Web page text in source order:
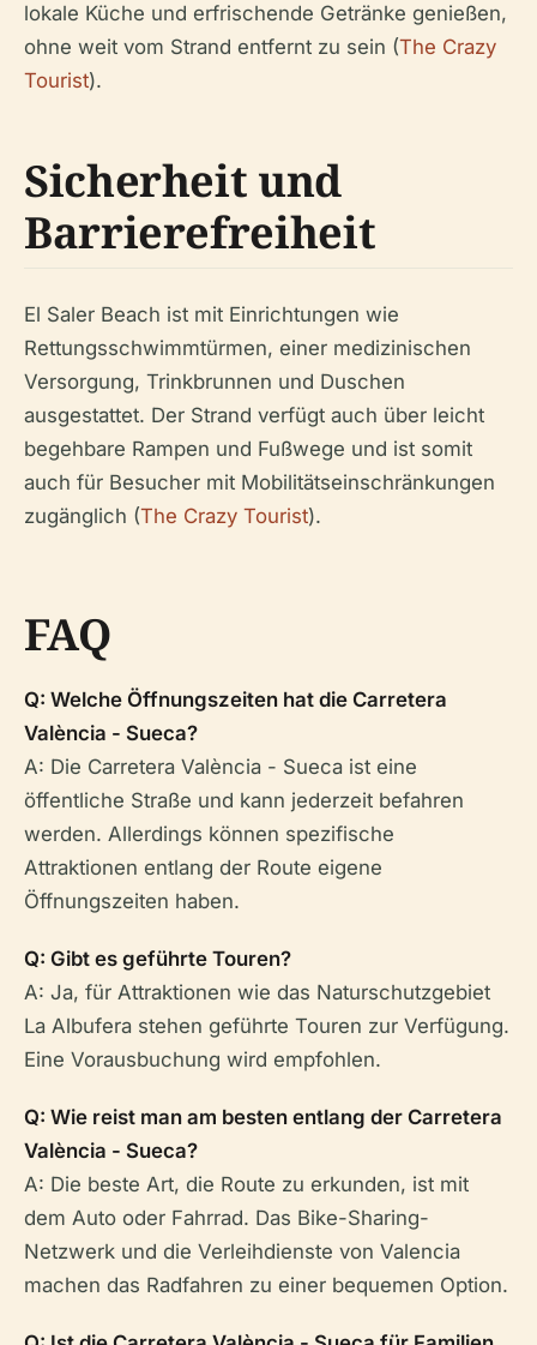
lokale Küche und erfrischende Getränke genießen,
ohne weit vom Strand entfernt zu sein (The Crazy
Tourist).
Sicherheit und
Barrierefreiheit
El Saler Beach ist mit Einrichtungen wie
Rettungsschwimmtürmen, einer medizinischen
Versorgung, Trinkbrunnen und Duschen
ausgestattet. Der Strand verfügt auch über leicht
begehbare Rampen und Fußwege und ist somit
auch für Besucher mit Mobilitätseinschränkungen
zugänglich (The Crazy Tourist).
FAQ
Q: Welche Öffnungszeiten hat die Carretera
València - Sueca?
A: Die Carretera València - Sueca ist eine
öffentliche Straße und kann jederzeit befahren
werden. Allerdings können spezifische
Attraktionen entlang der Route eigene
Öffnungszeiten haben.
Q: Gibt es geführte Touren?
A: Ja, für Attraktionen wie das Naturschutzgebiet
La Albufera stehen geführte Touren zur Verfügung.
Eine Vorausbuchung wird empfohlen.
Q: Wie reist man am besten entlang der Carretera
València - Sueca?
A: Die beste Art, die Route zu erkunden, ist mit
dem Auto oder Fahrrad. Das Bike-Sharing-
Netzwerk und die Verleihdienste von Valencia
machen das Radfahren zu einer bequemen Option.